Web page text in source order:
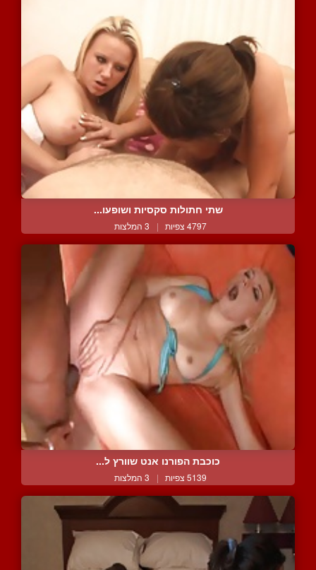
שתי חתולות סקסיות ושופעו...
4797 צפיות | 3 המלצות
כוכבת הפורנו אנט שוורץ ל...
5139 צפיות | 3 המלצות